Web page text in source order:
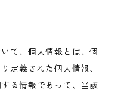
て、個人情報とは、個
定義された個人情報、
る情報であって、当該